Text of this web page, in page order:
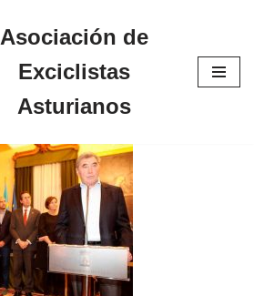
Asociación de
Exciclistas
Asturianos